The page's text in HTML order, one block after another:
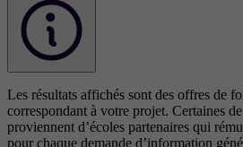
Les résultats affichés sont des offres de
correspondant à votre projet. Certaines
proviennent d’écoles partenaires qui
pour chaque demande d’information